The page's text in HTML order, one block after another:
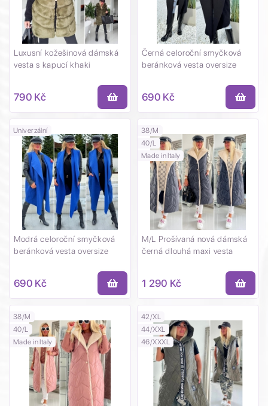
Luxusní kožešinová dámská
vesta s kapucí khaki
790 Kč
Černá celoroční smyčková
beránková vesta oversize
690 Kč
Univerzální
Modrá celoroční smyčková
beránková vesta oversize
690 Kč
38/M
40/L
Made in Italy
M/L Prošívaná nová dámská
černá dlouhá maxi vesta
1 290 Kč
38/M
40/L
Made in Italy
42/XL
44/XXL
46/XXXL